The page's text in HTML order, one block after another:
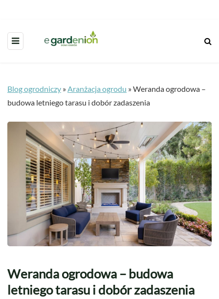
Blog ogrodniczy »Aranżacja ogrodu »Weranda ogrodowa –
budowa letniego tarasu i dobór zadaszenia
Weranda ogrodowa – budowa
letniego tarasu i dobór zadaszenia